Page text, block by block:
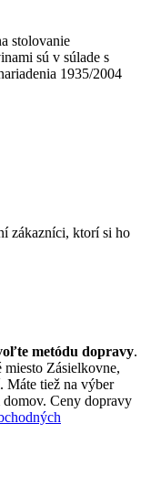
stolovanie
sú v súlade s
1935/2004
zákazníci, ktorí si ho
metódu dopravy.
Zásielkovne,
Máte tiež na výber
Ceny dopravy